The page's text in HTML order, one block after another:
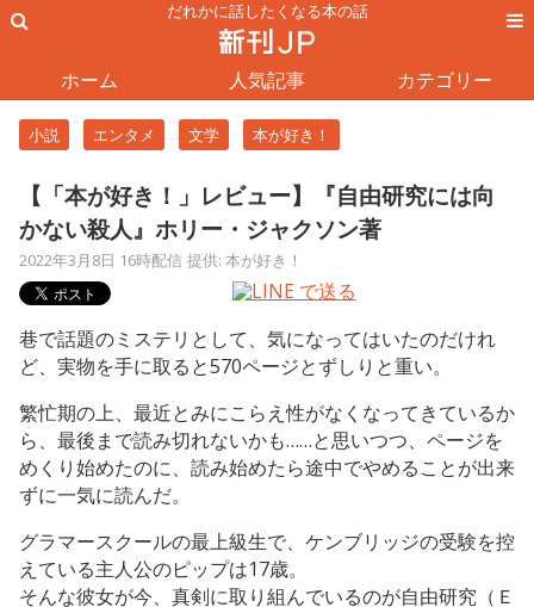
だれかに話したくなる本の話
ホーム 人気記事 カテゴリー
小説 エンタメ 文学 本が好き！
【「本が好き！」レビュー】『自由研究には向
かない殺人』ホリー・ジャクソン著
2022年3月8日 16時配信 提供: 本が好き！
巷で話題のミステリとして、気になってはいたのだけれ
ど、実物を手に取ると570ページとずしりと重い。
繁忙期の上、最近とみにこらえ性がなくなってきているか
ら、最後まで読み切れないかも……と思いつつ、ページを
めくり始めたのに、読み始めたら途中でやめることが出来
ずに一気に読んだ。
グラマースクールの最上級生で、ケンブリッジの受験を控
えている主人公のピップは17歳。
そんな彼女が今、真剣に取り組んでいるのが自由研究（Ｅ